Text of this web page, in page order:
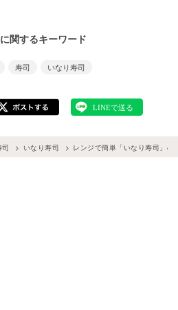
関するキーワード
寿司 いなり寿司
司 いなり寿司 レンジで簡単「いなり寿司」